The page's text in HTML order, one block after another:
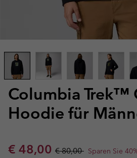
Columbia Trek™
Hoodie für
Sale price:
€ 48,00 Regular price:
€ 80,00 Sparen Sie